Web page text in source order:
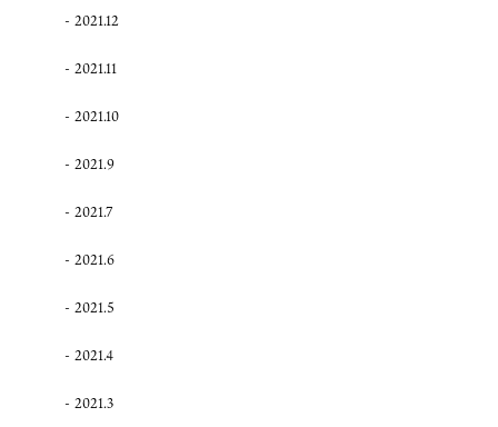
2021.12
2021.11
2021.10
2021.9
2021.7
2021.6
2021.5
2021.4
2021.3